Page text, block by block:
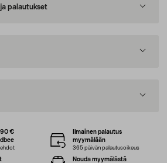
palautukset
€
Ilmainen palautus
myymälään
365 päivän palautusoikeus
Nouda myymälästä